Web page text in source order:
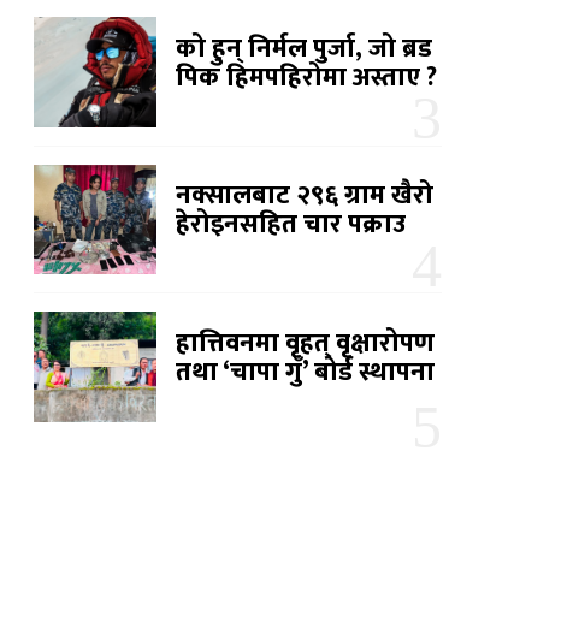
को हुन् निर्मल पुर्जा, जो ब्रड
पिक हिमपहिरोमा अस्ताए ?
नक्सालबाट २९६ ग्राम खैरो
हेरोइनसहित चार पक्राउ
हात्तिवनमा वृहत् वृक्षारोपण
तथा ‘चापा गुँ’ बोर्ड स्थापना